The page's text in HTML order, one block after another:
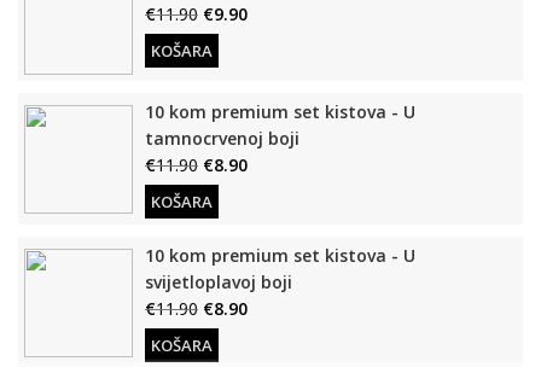
€11.90 €9.90
KOŠARA
10 kom premium set kistova - U
tamnocrvenoj boji
€11.90 €8.90
KOŠARA
10 kom premium set kistova - U
svijetloplavoj boji
€11.90 €8.90
KOŠARA